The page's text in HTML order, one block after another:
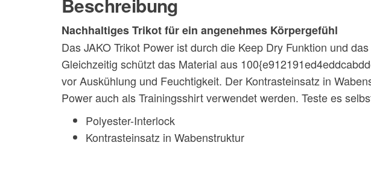
Nachhaltiges Trikot für ein angenehmes Körpergefühl
Das JAKO Trikot Power ist durch die Keep Dry Funktion und
Gleichzeitig schützt das Material aus
vor Auskühlung und Feuchtigkeit. Der Kontrasteinsatz in
Power auch als Trainingsshirt verwendet werden. Teste es
Polyester-Interlock
Kontrasteinsatz in Wabenstruktur